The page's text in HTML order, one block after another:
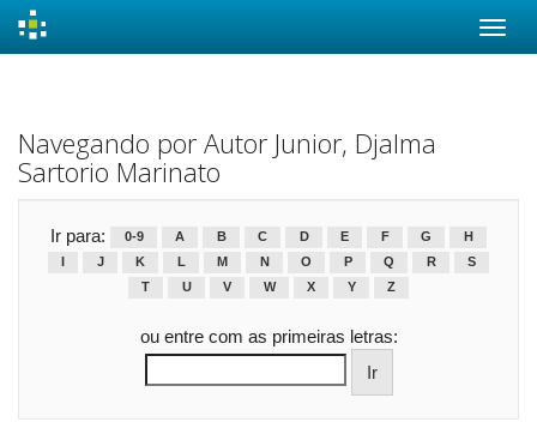
Navegando por Autor Junior, Djalma
Sartorio Marinato
Ir para: 0-9 A B C D E F G
H
J K L M N O P Q R
S
T
U V W X Y Z
ou entre com as primeiras letras: